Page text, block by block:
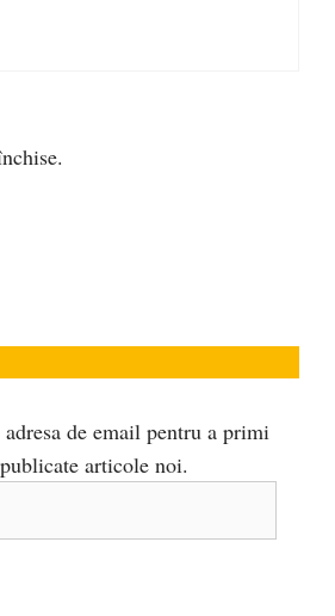
de email pentru a primi
articole noi.